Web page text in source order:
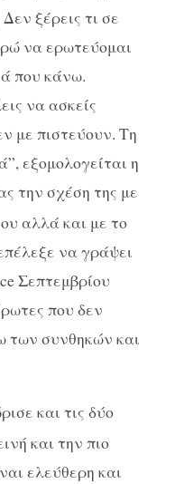
ξέρεις τι σε
να ερωτεύομαι
που κάνω.
να ασκείς
με πιστεύουν. Τη
εξομολογείται η
την σχέση της με
αλλά και με το
να γράψει
Σεπτεμβρίου
που δεν
των συνθηκών και
και τις δύο
και την πιο
ελεύθερη και